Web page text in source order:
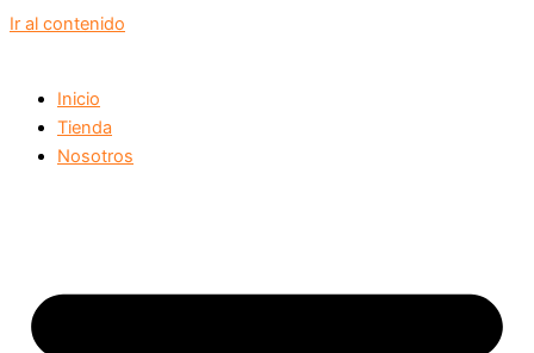
Ir al contenido
Inicio
Tienda
Nosotros